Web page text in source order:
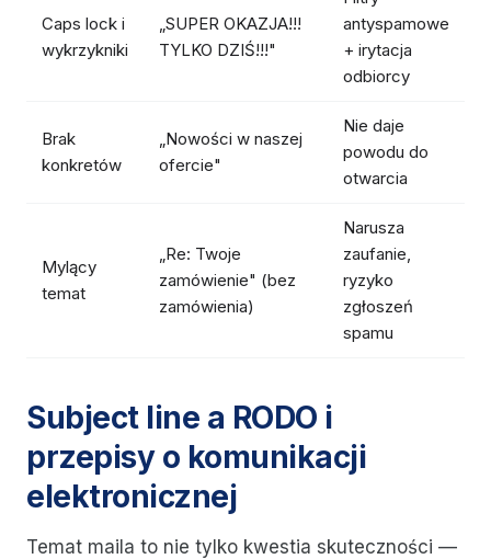
Caps lock i
wykrzykniki
„SUPER OKAZJA!!!
TYLKO DZIŚ!!!"
antyspamowe
+ irytacja
odbiorcy
Brak
konkretów
„Nowości w naszej
ofercie"
Nie daje
powodu do
otwarcia
Mylący
temat
„Re: Twoje
zamówienie" (bez
zamówienia)
Narusza
zaufanie,
ryzyko
zgłoszeń
spamu
Subject line a RODO i
przepisy o komunikacji
elektronicznej
Temat maila to nie tylko kwestia skuteczności —